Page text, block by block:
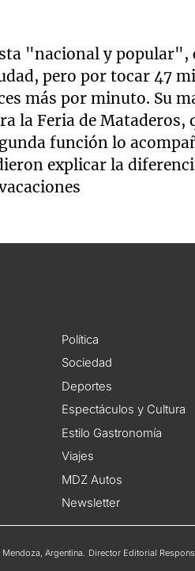
"nacional y popular",
pero por tocar 47
más por minuto. Su
la Feria de Mataderos,
función lo
explicar la
Política
Sociedad
Deportes
Espectáculos y Cultura
Estilo Gastronomía
Viajes
MDZ Autos
Newsletter
Argentina. Director Editorial